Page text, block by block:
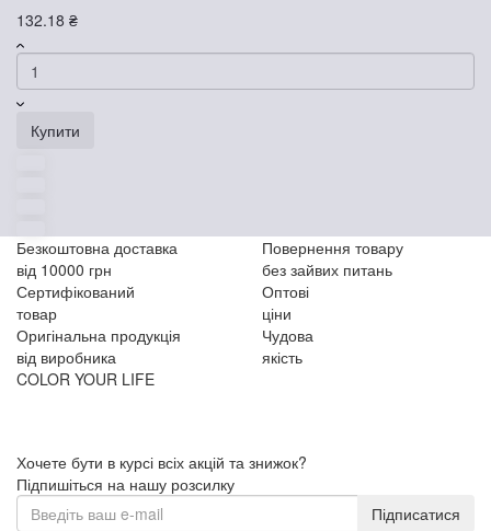
132.18 ₴
Купити
Безкоштовна доставка
від 10000 грн
Повернення товару
без зайвих питань
Сертифікований
товар
Оптові
ціни
Оригінальна продукція
від виробника
Чудова
якість
COLOR YOUR LIFE
Хочете бути в курсі всіх акцій та знижок?
Підпишіться на нашу розсилку
Підписатися